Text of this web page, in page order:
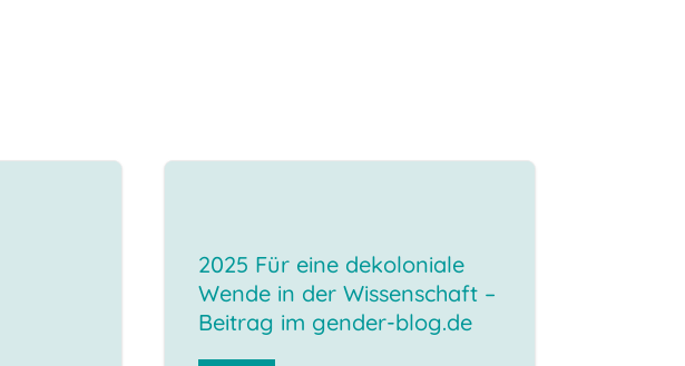
2025 Für eine dekoloniale
Wende in der Wissenschaft –
Beitrag im gender-blog.de